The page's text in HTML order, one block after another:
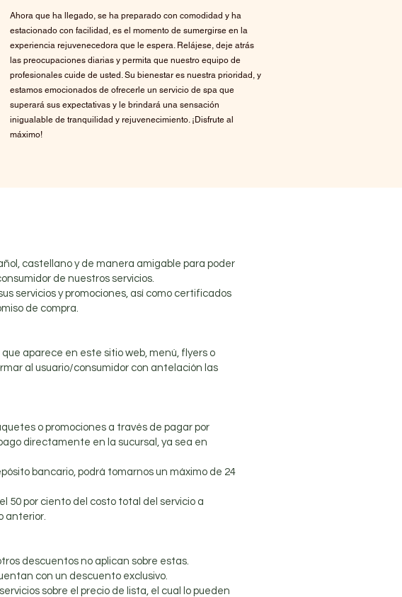
Ahora que ha llegado, se ha preparado con comodidad y ha
estacionado con facilidad, es el momento de sumergirse en la
experiencia rejuvenecedora que le espera. Relájese, deje atrás
las preocupaciones diarias y permita que nuestro equipo de
profesionales cuide de usted. Su bienestar es nuestra prioridad, y
estamos emocionados de ofrecerle un servicio de spa que
superará sus expectativas y le brindará una sensación
inigualable de tranquilidad y rejuvenecimiento. ¡Disfrute al
máximo!
castellano y de manera amigable para poder
de nuestros servicios.
servicios y promociones, así como certificados
de compra.
aparece en este sitio web, menú, flyers o
al usuario/consumidor con antelación las
o promociones a través de pagar por
directamente en la sucursal, ya sea en
bancario, podrá tomarnos un máximo de 24
50 por ciento del costo total del servicio a
anterior.
descuentos no aplican sobre estas.
con un descuento exclusivo.
sobre el precio de lista, el cual lo pueden